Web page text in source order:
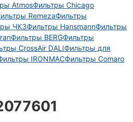
AtmosФильтры Chicago
RemezaФильтры
ЧКЗФильтры HansmannФильтры
Фильтры BERGФильтры
CrossAir DALIФильтры для
IRONMACФильтры Comaro